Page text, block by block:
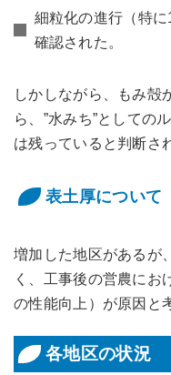
細粒化の進行（特に
確認された。
しかしながら、もみ殻
ら、”水みち”としての
は残っていると判断さ
表土厚について
増加した地区があるが
く、工事後の営農にお
の性能向上）が原因と
各地区の状況